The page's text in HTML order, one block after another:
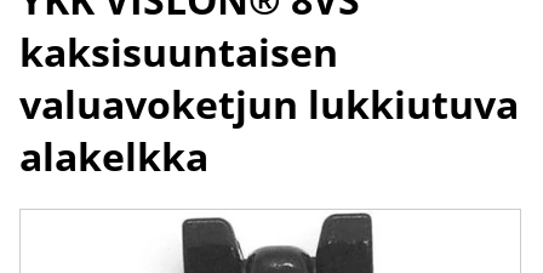
kaksisuuntaisen
valuavoketjun lukkiutuva
alakelkka